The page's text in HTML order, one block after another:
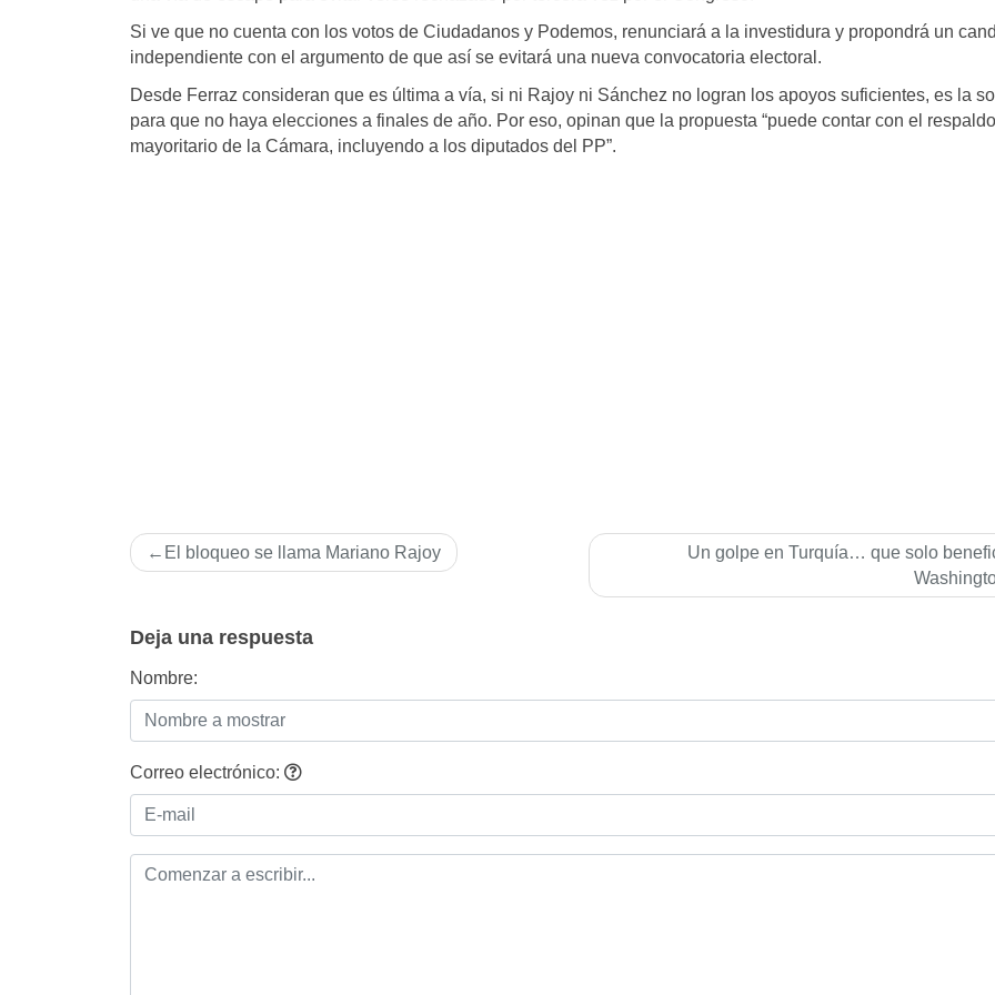
Si ve que no cuenta con los votos de Ciudadanos y Podemos, renunciará a la investidura y propondrá un
independiente con el argumento de que así se evitará una nueva convocatoria electoral.
Desde Ferraz consideran que es última a vía, si ni Rajoy ni Sánchez no logran los apoyos suficientes, es la
para que no haya elecciones a finales de año. Por eso, opinan que la propuesta “puede contar con el respaldo
mayoritario de la Cámara, incluyendo a los diputados del PP”.
Navegación
de
El bloqueo se llama Mariano Rajoy
Un golpe en Turquí­a… que solo
Deja una respuesta
Nombre:
Correo electrónico: